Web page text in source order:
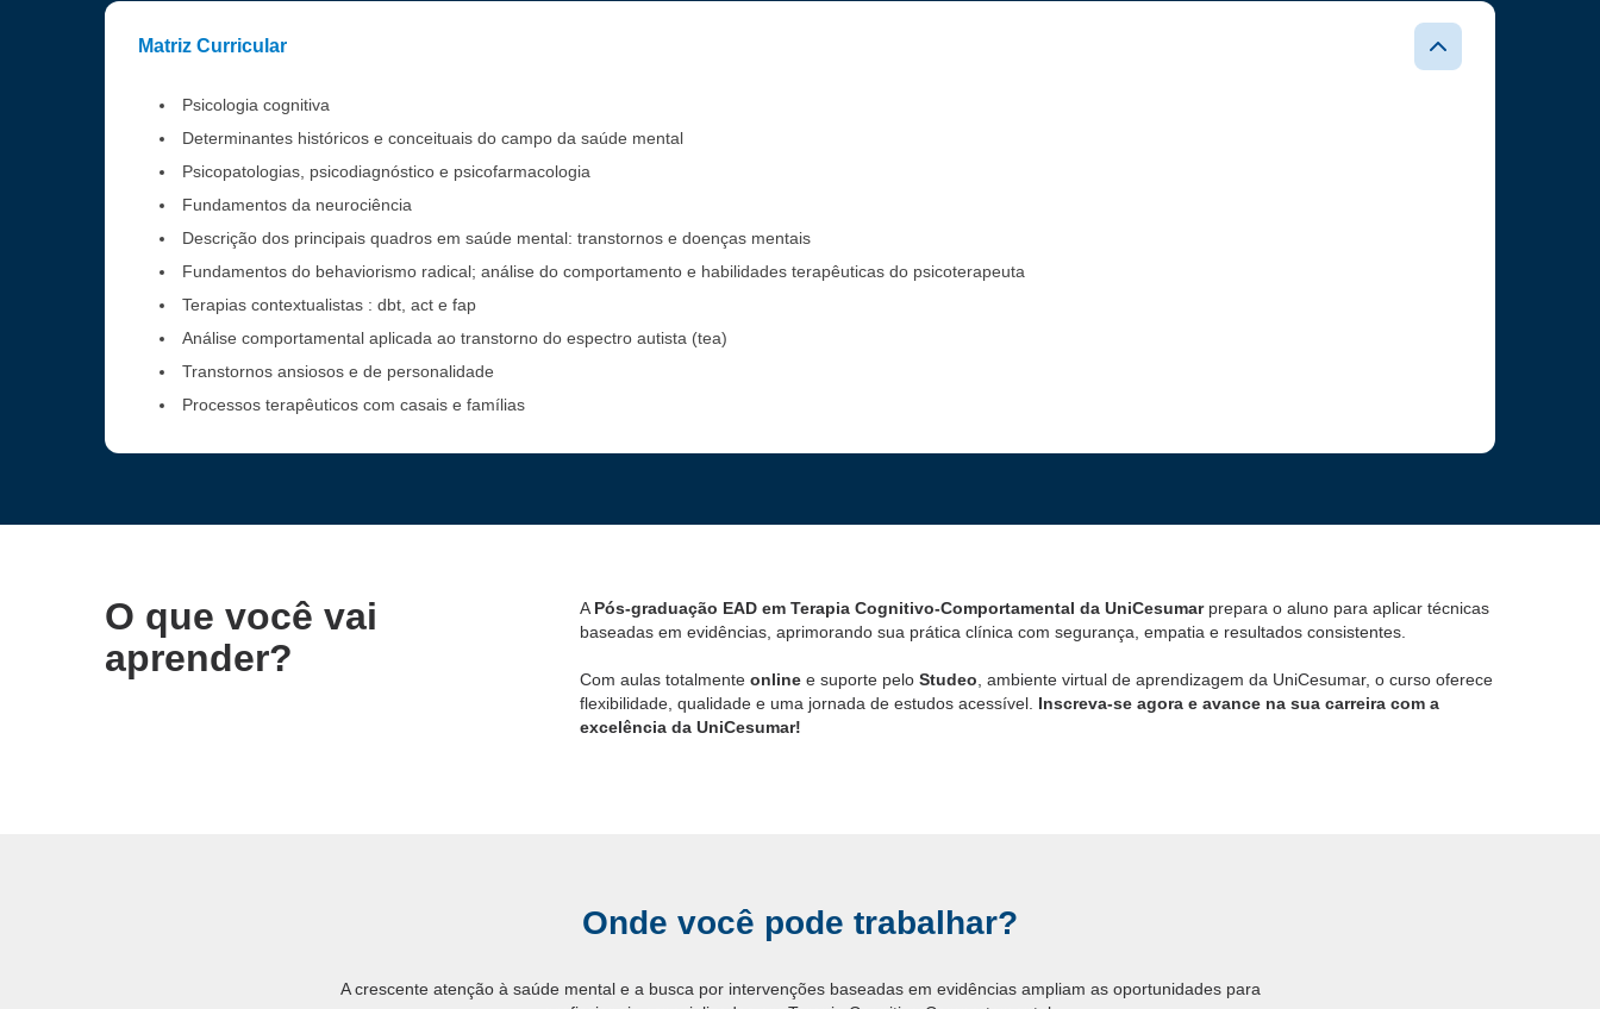
Matriz Curricular
Psicologia cognitiva
Determinantes históricos e conceituais do campo da saúde mental
Psicopatologias, psicodiagnóstico e psicofarmacologia
Fundamentos da neurociência
Descrição dos principais quadros em saúde mental: transtornos e doenças mentais
Fundamentos do behaviorismo radical; análise do comportamento e habilidades terapêuticas do psicoterapeuta
Terapias contextualistas : dbt, act e fap
Análise comportamental aplicada ao transtorno do espectro autista (tea)
Transtornos ansiosos e de personalidade
Processos terapêuticos com casais e famílias
O que você vai
aprender?
A Pós-graduação EAD em Terapia Cognitivo-Comportamental da UniCesumarprepara o aluno para aplicar técnicas
baseadas em evidências, aprimorando sua prática clínica com segurança, empatia e resultados consistentes.
Com aulas totalmenteonline e suporte peloStudeo , ambiente virtual de aprendizagem da UniCesumar, o curso oferece
flexibilidade, qualidade e uma jornada de estudos acessível. Inscreva-se agora e avance na sua carreira com a
excelência da UniCesumar!
Onde você pode trabalhar?
A crescente atenção à saúde mental e a busca por intervenções baseadas em evidências ampliam as oportunidades para